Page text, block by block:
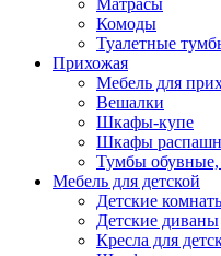
Матрасы
Комоды
Туалетные
Прихожая
Мебель для
Вешалки
Шкафы-купе
Шкафы
Тумбы обувные,
Мебель для детской
Детские
Детские диваны
Кресла для